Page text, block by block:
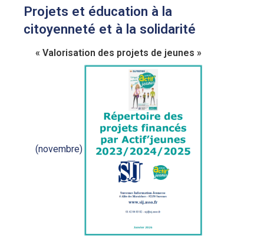
Projets et éducation à la
citoyenneté et à la solidarité
« Valorisation des projets de jeunes »
(novembre)